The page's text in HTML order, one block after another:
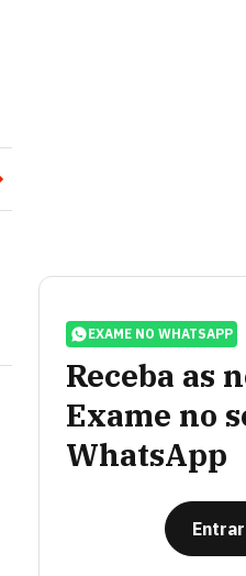
EXAME NO WHATSAPP
Receba as
Exame no
WhatsApp